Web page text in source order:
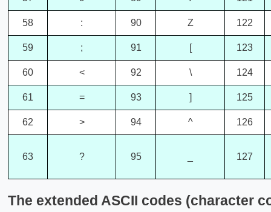
58 : 90 Z 122
59 ; 91 [ 123
60 < 92 \ 124
61 = 93 ] 125
62 > 94 ^ 126
63 ? 95 127
The extended ASCII codes (character